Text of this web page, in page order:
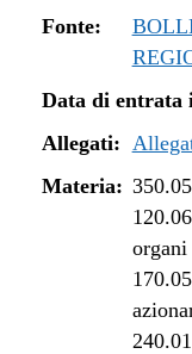
dal 13/06/2017
dal 29/04/2017
dal 01/01/2017
dal 10/11/2016
dal 13/08/2016
dal 13/01/2016
dal 01/07/2015
dal 31/03/2015
dal 07/01/2015
dal 08/08/2014
Fonte:
Data di entrata
Allegati:
Materia: 350.05
120.06
170.05
240.01